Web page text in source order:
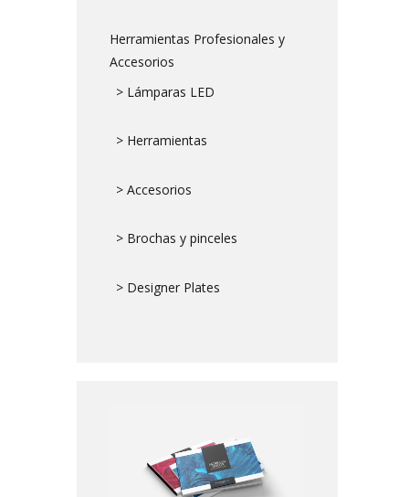
Herramientas Profesionales y
Accesorios
> Lámparas LED
> Herramientas
> Accesorios
> Brochas y pinceles
> Designer Plates